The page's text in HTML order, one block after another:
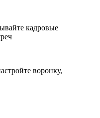
кадровые
воронку,